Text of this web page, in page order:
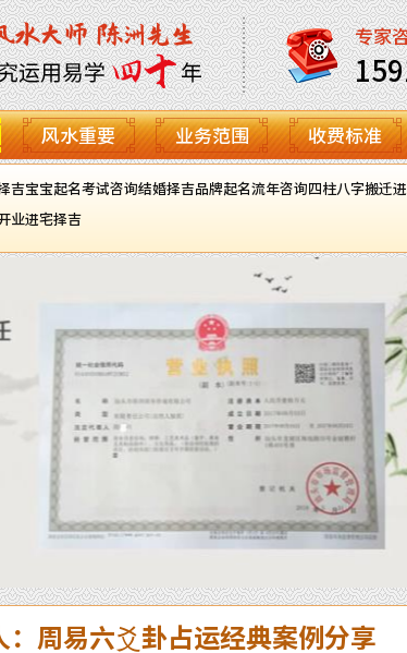
专家
风水重要 业务范围 收费标准
吉宝宝起名考试咨询结婚择吉品牌起名流年咨询四柱八字搬迁
业进宅择吉
：周易六爻卦占运经典案例分享